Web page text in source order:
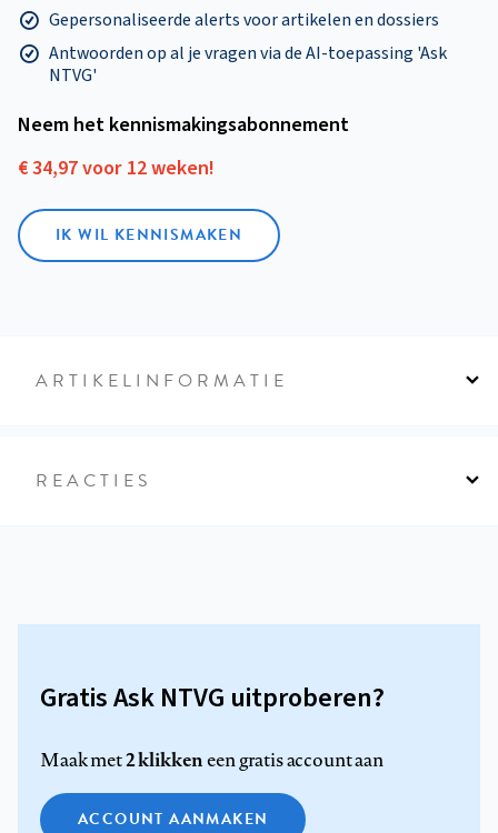
Gepersonaliseerde alerts voor artikelen en dossiers
Antwoorden op al je vragen via de AI-toepassing 'Ask
NTVG'
Neem het kennismakings­abonnement
€ 34,97 voor 12 weken!
IK WIL KENNISMAKEN
ARTIKELINFORMATIE
REACTIES
Gratis Ask NTVG uitproberen?
Maak met2 klikkeneen gratis account aan
ACCOUNT AANMAKEN